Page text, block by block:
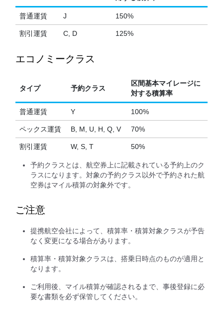
普通運賃 J 150%
割引運賃 C, D 125%
エコノミークラス
タイプ 予約クラス
区間基本マイレージに
対する積算率
普通運賃 Y 100%
ペックス運賃 B, M, U, H, Q, V 70%
割引運賃 W, S, T 50%
予約クラスとは、航空券上に記載されている予約上のク
ラスになります。対象の予約クラス以外で予約された航
空券はマイル積算の対象外です。
ご注意
提携航空会社によって、積算率・積算対象クラスが予告
なく変更になる場合があります。
積算率・積算対象クラスは、搭乗日時点のものが適用と
なります。
ご利用後、マイル積算が確認されるまで、事後登録に必
要な書類を必ず保管してください。